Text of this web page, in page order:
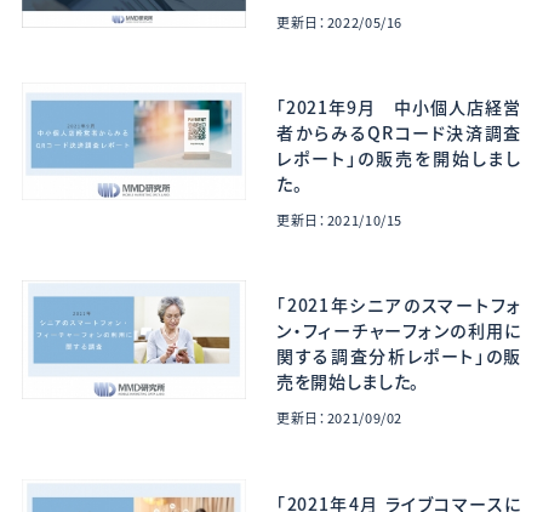
更新日：2022/05/16
「2021年9月 中小個人店経営
者からみるQRコード決済調査
レポート」の販売を開始しまし
た。
更新日：2021/10/15
「2021年シニアのスマートフォ
ン・フィーチャーフォンの利用に
関する調査分析レポート」の販
売を開始しました。
更新日：2021/09/02
「2021年4月 ライブコマースに